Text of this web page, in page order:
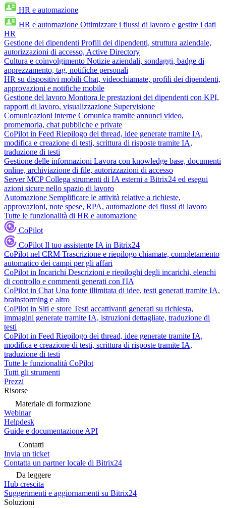
HR e automazione
HR e automazione Ottimizzare i flussi di lavoro e gestire i dati
HR
Gestione dei dipendenti Profili dei dipendenti, struttura aziendale,
autorizzazioni di accesso, Active Directory
Cultura e coinvolgimento Notizie aziendali, sondaggi, badge di
apprezzamento, tag, notifiche personali
HR su dispositivi mobili Chat, videochiamate, profili dei dipendenti,
approvazioni e notifiche mobile
Gestione del lavoro Monitora le prestazioni dei dipendenti con KPI,
rapporti di lavoro, visualizzazione Supervisione
Comunicazioni interne Comunica tramite annunci video,
promemoria, chat pubbliche e private
CoPilot in Feed Riepilogo dei thread, idee generate tramite IA,
modifica e creazione di testi, scrittura di risposte tramite IA,
traduzione di testi
Gestione delle informazioni Lavora con knowledge base, documenti
online, archiviazione di file, autorizzazioni di accesso
Server MCP Collega strumenti di IA esterni a Bitrix24 ed esegui
azioni sicure nello spazio di lavoro
Automazione Semplificare le attività relative a richieste,
approvazioni, note spese, RPA, automazione dei flussi di lavoro
Tutte le funzionalità di HR e automazione
CoPilot
CoPilot Il tuo assistente IA in Bitrix24
CoPilot nel CRM Trascrizione e riepilogo chiamate, completamento
automatico dei campi per gli affari
CoPilot in Incarichi Descrizioni e riepiloghi degli incarichi, elenchi
di controllo e commenti generati con l'IA
CoPilot in Chat Una fonte illimitata di idee, testi generati tramite IA,
brainstorming e altro
CoPilot in Siti e store Testi accattivanti generati su richiesta,
immagini generate tramite IA, istruzioni dettagliate, traduzione di
testi
CoPilot in Feed Riepilogo dei thread, idee generate tramite IA,
modifica e creazione di testi, scrittura di risposte tramite IA,
traduzione di testi
Tutte le funzionalità CoPilot
Tutti gli strumenti
Prezzi
Risorse
Materiale di formazione
Webinar
Helpdesk
Guide e documentazione API
Contatti
Invia un ticket
Contatta un partner locale di Bitrix24
Da leggere
Hub crescita
Suggerimenti e aggiornamenti su Bitrix24
Soluzioni